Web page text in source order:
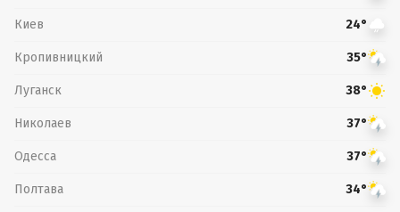
Киев 24°
Кропивницкий 35°
Луганск 38°
Николаев 37°
Одесса 37°
Полтава 34°